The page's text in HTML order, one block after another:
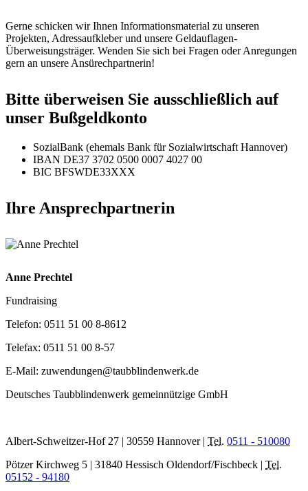
Gerne schicken wir Ihnen Informationsmaterial zu unseren
Projekten, Adressaufkleber und unsere Geldauflagen-
Überweisungsträger. Wenden Sie sich bei Fragen oder Anregungen
gern an unsere Ansürechpartnerin!
Bitte überweisen Sie ausschließlich auf
unser Bußgeldkonto
SozialBank (ehemals Bank für Sozialwirtschaft Hannover)
IBAN DE37 3702 0500 0007 4027 00
BIC BFSWDE33XXX
Ihre Ansprechpartnerin
Anne Prechtel
Fundraising
Telefon: 0511 51 00 8-8612
Telefax: 0511 51 00 8-57
E-Mail: zuwendungen@taubblindenwerk.de
Deutsches Taubblindenwerk gemeinnützige GmbH
Albert-Schweitzer-Hof 27 | 30559 Hannover | Tel. 0511 - 510080
Pötzer Kirchweg 5 | 31840 Hessisch Oldendorf/Fischbeck | Tel.
05152 - 94180